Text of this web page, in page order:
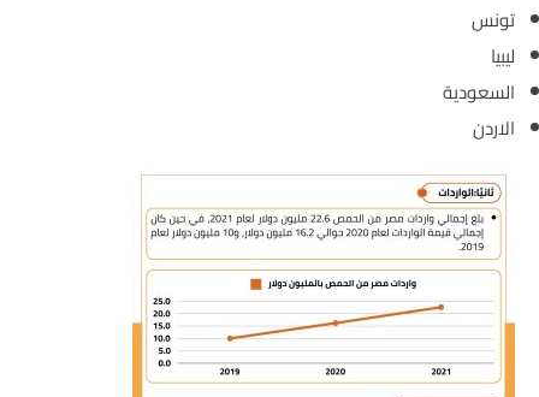
تونس
ليبيا
السعودية
الاردن